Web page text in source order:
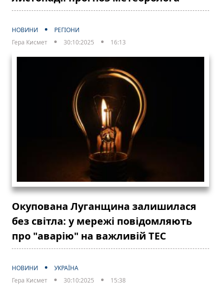
НОВИНИ
РЕГІОНИ
Гера Кисмет
30:10:2025 16:13
Окупована Луганщина залишилася
без світла: у мережі повідомляють
про "аварію" на важливій ТЕС
НОВИНИ
УКРАЇНА
Гера Кисмет
30:10:2025 15:38